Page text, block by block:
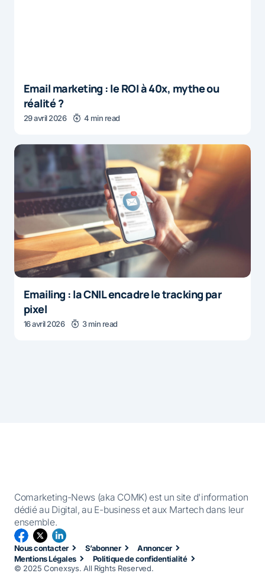
Email marketing : le ROI à 40x, mythe ou
réalité ?
29 avril 2026 4 min read
Emailing : la CNIL encadre le tracking par
pixel
16 avril 2026 3 min read
Comarketing-News (aka COMK) est un site d'information
dédié au Digital, au E-business et aux Martech dans leur
ensemble.
Nous contacter S’abonner
Annoncer
Mentions Légales
Politique de confidentialité
© 2025 Conexsys. All Rights Reserved.